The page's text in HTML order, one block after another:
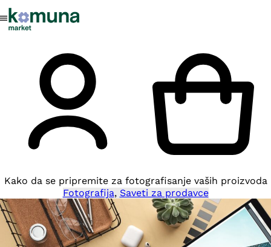
Kako da se pripremite za fotografisanje vaših proizvoda
Fotografija, Saveti za prodavce